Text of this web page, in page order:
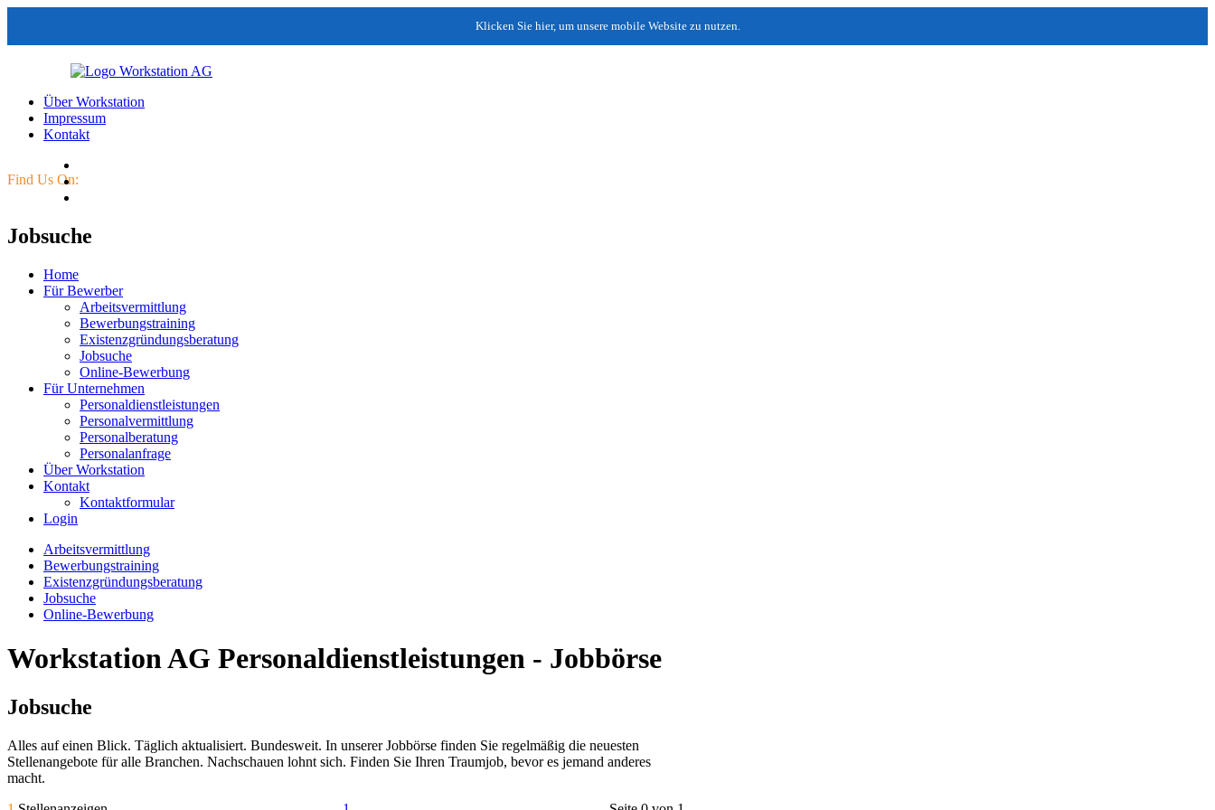
Klicken Sie hier, um unsere mobile Website zu nutzen.
Über Workstation
Impressum
Kontakt
Find Us On:
Jobsuche
Home
Für Bewerber
Arbeitsvermittlung
Bewerbungstraining
Existenzgründungsberatung
Jobsuche
Online-Bewerbung
Für Unternehmen
Personaldienstleistungen
Personalvermittlung
Personalberatung
Personalanfrage
Über Workstation
Kontakt
Kontaktformular
Login
Arbeitsvermittlung
Bewerbungstraining
Existenzgründungsberatung
Jobsuche
Online-Bewerbung
Workstation AG Personaldienstleistungen - Jobbörse
Jobsuche
Alles auf einen Blick. Täglich aktualisiert. Bundesweit. In unserer Jobbörse finden Sie regelmäßig die neuesten
Stellenangebote für alle Branchen. Nachschauen lohnt sich. Finden Sie Ihren Traumjob, bevor es jemand anderes
macht.